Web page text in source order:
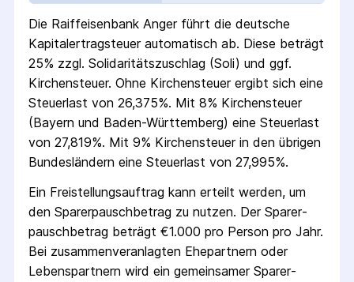
Die Raiffeisenbank Angerführt die deutsche
Kapital­ertrag­steuer automatisch ab. Diese beträgt
25% zzgl. Solidaritäts­zuschlag (Soli) und ggf.
Kirchensteuer. Ohne Kirchensteuer ergibt sich eine
Steuerlast von 26,375%. Mit 8% Kirchensteuer
(Bayern und Baden-Württemberg) eine Steuerlast
von 27,819%. Mit 9% Kirchensteuer in den übrigen
Bundesländern eine Steuerlast von 27,995%.
Ein Freistellungs­auftrag kann erteilt werden, um
den Sparer­pausch­betrag zu nutzen. Der Sparer­
pausch­betrag beträgt €1.000 pro Person pro Jahr.
Bei zusammenveranlagten Ehepartnern oder
Lebenspartnern wird ein gemeinsamer Sparer­